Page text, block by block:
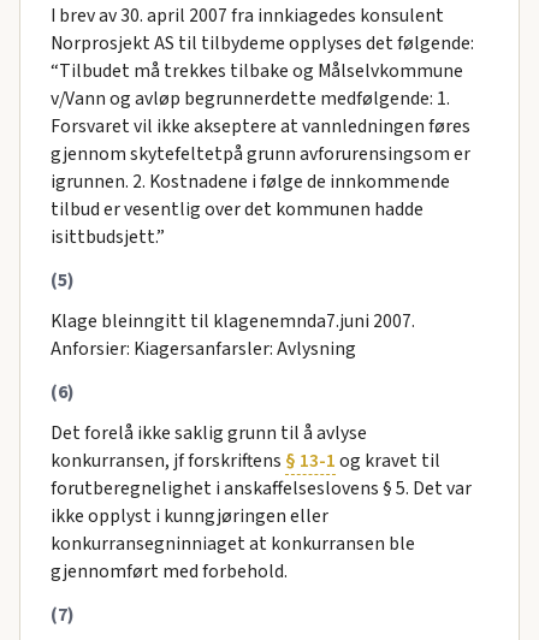
I brev av 30. april 2007 fra innkiagedes konsulent
Norprosjekt AS til tilbydeme opplyses det følgende:
“Tilbudet må trekkes tilbake og Målselvkommune
v/Vann og avløp begrunnerdette medfølgende: 1.
Forsvaret vil ikke akseptere at vannledningen føres
gjennom skytefeltetpå grunn avforurensingsom er
igrunnen. 2. Kostnadene i følge de innkommende
tilbud er vesentlig over det kommunen hadde
isittbudsjett.”
(5)
Klage bleinngitt til klagenemnda7.juni 2007.
Anforsier: Kiagersanfarsler: Avlysning
(6)
Det forelå ikke saklig grunn til å avlyse
konkurransen, jf forskriftens § 13-1og kravet til
forutberegnelighet i anskaffelseslovens § 5. Det var
ikke opplyst i kunngjøringen eller
konkurransegninniaget at konkurransen ble
gjennomført med forbehold.
(7)